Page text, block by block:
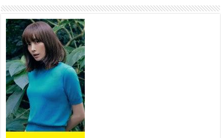
2026 оны 7 сар 21 / 10 цаг 15 минут
НИЙСЛЭЛ, АЙМГИЙН
УДИРДЛАГУУДЫН АЖЛЫГ
ХҮНД СУРТЛЫГ БУУРУУЛЖ,
ИРГЭД, АЖ АХУЙН НЭГЖИЙН
АЧААГ ХЭРХЭН ХӨНГӨЛСНӨӨР ДҮГНЭНЭ
2026 оны 7 сар 21 / 10 цаг 09 минут
Байнгын хорооны дарга М.Мандхай Цөлжилттэй
тэмцэх тухай НҮБ-ын конвенцын талуудын 17
дугаар бага хурал (СОР17)-ын бэлтгэл ажлын
явцтай танилцлаа
2026 оны 7 сар 21 / 10 цаг 03 минут